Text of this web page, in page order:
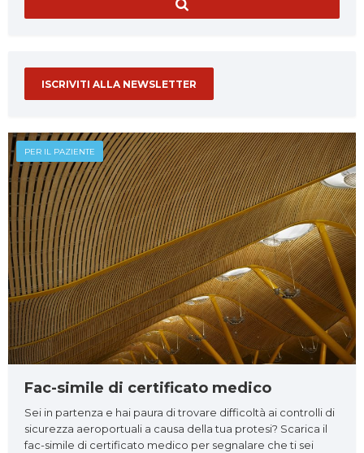
ISCRIVITI ALLA NEWSLETTER
PER IL PAZIENTE
Fac-simile di certificato medico
Sei in partenza e hai paura di trovare difficoltà ai controlli di
sicurezza aeroportuali a causa della tua protesi? Scarica il
fac-simile di certificato medico per segnalare che ti sei